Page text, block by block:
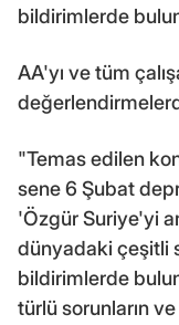
bildirimlerde
AA'yı ve tüm
"Temas edilen
sene 6 Şubat
'Özgür Suriye'yi
dünyadaki çeşitli
bildirimlerde
türlü sorunların